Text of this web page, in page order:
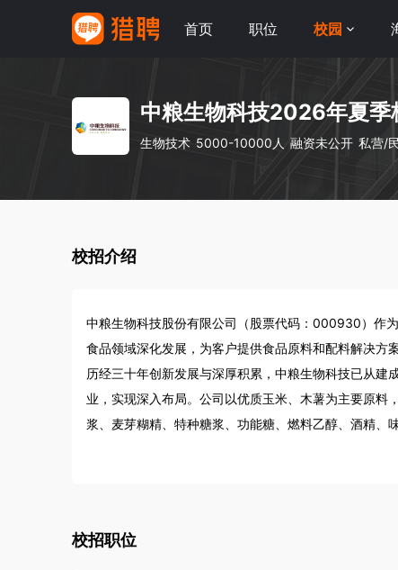
首页 职位 校园
中粮生物科技2026年夏季
生物技术 5000-10000人 融资未公开 私营/
校招介绍
中粮生物科技股份有限公司（股票代码：000930）作
食品领域深化发展，为客户提供食品原料和配料解决方
历经三十年创新发展与深厚积累，中粮生物科技已从建
业，实现深入布局。公司以优质玉米、木薯为主要原
浆、麦芽糊精、特种糖浆、功能糖、燃料乙醇、酒精、
果转化和高附加值产品创新，提升食品配料解决方案服
校招职位